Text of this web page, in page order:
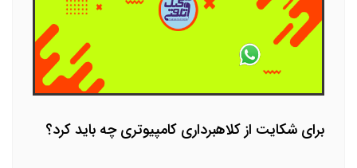
برای شکایت از کلاهبرداری کامپیوتری چه باید کرد؟